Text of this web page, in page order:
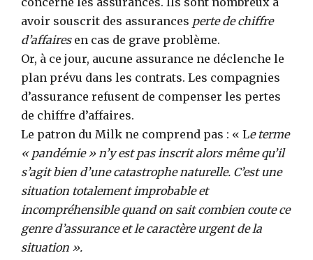
avoir souscrit des assurances perte de chiffre
d’affairesen cas de grave problème.
Or, à ce jour, aucune assurance ne déclenche le
plan prévu dans les contrats. Les compagnies
d’assurance refusent de compenser les pertes
de chiffre d’affaires.
Le patron du Milk ne comprend pas : « Le terme
« pandémie » n’y est pas inscrit alors même qu’il
s’agit bien d’une catastrophe naturelle. C’est une
situation totalement improbable et
incompréhensible quand on sait combien coute ce
genre d’assurance et le caractère urgent de la
situation ».